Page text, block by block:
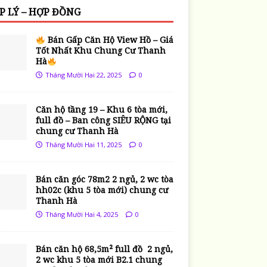
LÝ – HỢP ĐỒNG
Bán Gấp Căn Hộ View Hồ – Giá
Tốt Nhất Khu Chung Cư Thanh
Hà
Tháng Mười Hai 22, 2025 0
Căn hộ tầng 19 – Khu 6 tòa mới,
full đồ – Ban công SIÊU RỘNG tại
chung cư Thanh Hà
Tháng Mười Hai 11, 2025 0
Bán căn góc 78m2 2 ngủ, 2 wc tòa
hh02c (khu 5 tòa mới) chung cư
Thanh Hà
Tháng Mười Hai 4, 2025 0
Bán căn hộ 68,5m² full đồ 2 ngủ,
2 wc khu 5 tòa mới B2.1 chung